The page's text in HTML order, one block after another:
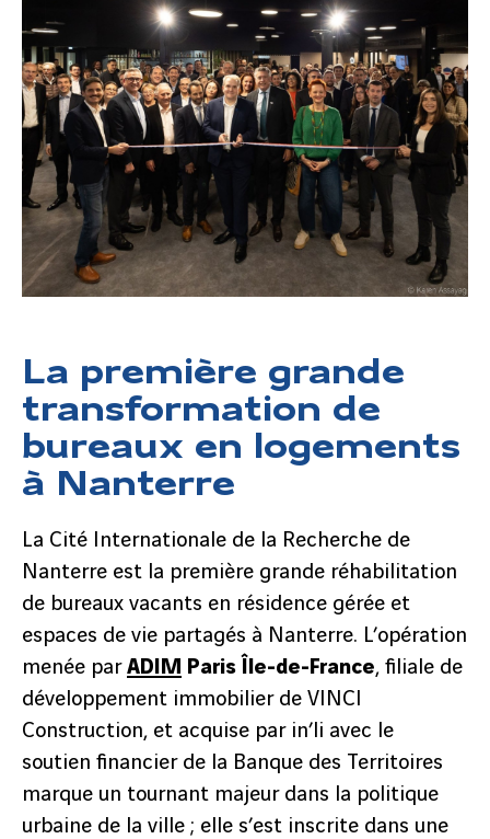
La première grande
transformation de
bureaux en logements
à Nanterre
La Cité Internationale de la Recherche de
Nanterre est la première grande réhabilitation
de bureaux vacants en résidence gérée et
espaces de vie partagés à Nanterre. L’opération
menée par ADIM Paris Île-de-France, filiale de
développement immobilier de VINCI
Construction, et acquise par in’li avec le
soutien financier de la Banque des Territoires
marque un tournant majeur dans la politique
urbaine de la ville ; elle s’est inscrite dans une